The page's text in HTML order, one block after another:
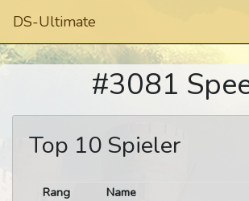
DS-Ultimate
#3081
Top 10 Spieler
Rang Name